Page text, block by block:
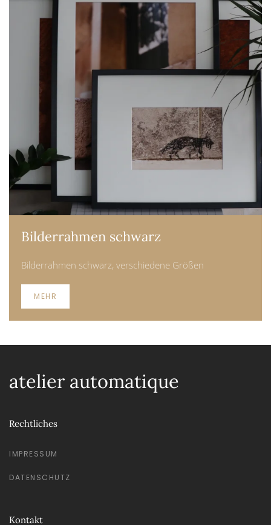
Bilderrahmen schwarz
Bilderrahmen schwarz, verschiedene Größen
MEHR
atelier automatique
Rechtliches
IMPRESSUM
DATENSCHUTZ
Kontakt